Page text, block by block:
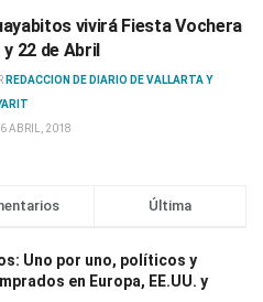
vivirá Fiesta Vochera
y 22 de Abril
REDACCION DE DIARIO DE VALLARTA Y
ABRIL, 2018
Última
Uno por uno, políticos y
en Europa, EE.UU. y